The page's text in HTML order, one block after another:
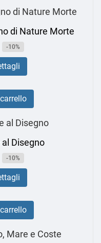
di Nature Morte
-10%
Disegno
-10%